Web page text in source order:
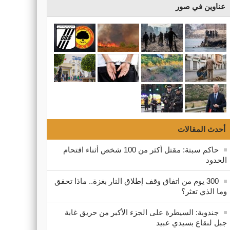
عناوين في صور
أحدث المقالات
حاكم سبتة: مقتل أكثر من 100 شخص أثناء اقتحام
الحدود
300 يوم من اتفاق وقف إطلاق النار بغزة.. ماذا تحقق
وما الذي تعثر؟
جندوبة: السيطرة على الجزء الأكبر من حريق غابة
جبل لنقاع بسيدي عبيد